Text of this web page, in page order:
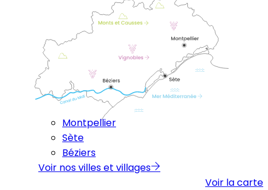
Montpellier
Sète
Béziers
Voir nos villes et villages
Voir la carte